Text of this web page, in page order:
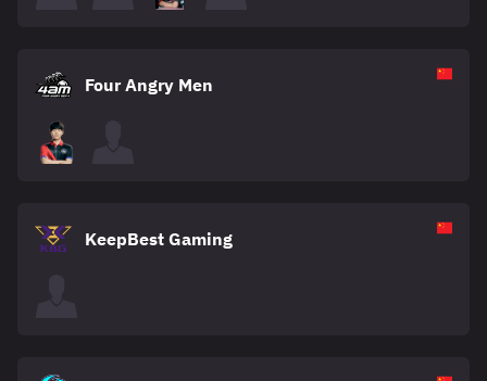
Four Angry Men
KeepBest Gaming